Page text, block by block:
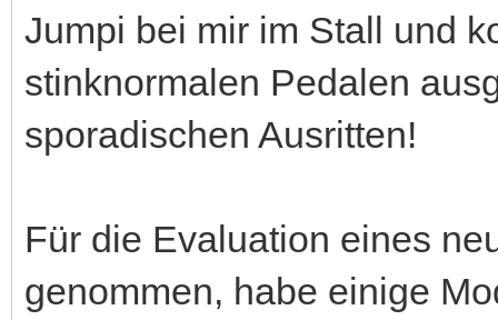
Jumpi bei mir im Stall und
stinknormalen Pedalen
sporadischen Ausritten!
Für die Evaluation eines
genommen, habe einige